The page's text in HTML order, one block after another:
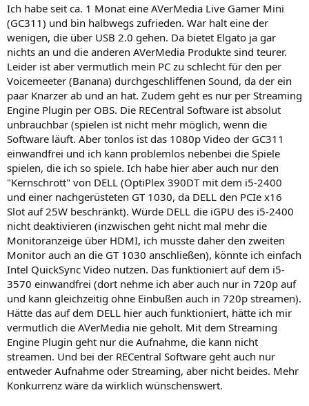
:
Ich habe seit ca. 1 Monat eine AVerMedia Live Gamer Mini
(GC311) und bin halbwegs zufrieden. War halt eine der
wenigen, die über USB 2.0 gehen. Da bietet Elgato ja gar
nichts an und die anderen AVerMedia Produkte sind teurer.
Leider ist aber vermutlich mein PC zu schlecht für den per
Voicemeeter (Banana) durchgeschliffenen Sound, da der ein
paar Knarzer ab und an hat. Zudem geht es nur per Streaming
Engine Plugin per OBS. Die RECentral Software ist absolut
unbrauchbar (spielen ist nicht mehr möglich, wenn die
Software läuft. Aber tonlos ist das 1080p Video der GC311
einwandfrei und ich kann problemlos nebenbei die Spiele
spielen, die ich so spiele. Ich habe hier aber auch nur den
"Kernschrott" von DELL (OptiPlex 390DT mit dem i5-2400
und einer nachgerüsteten GT 1030, da DELL den PCIe x16
Slot auf 25W beschränkt). Würde DELL die iGPU des i5-2400
nicht deaktivieren (inzwischen geht nicht mal mehr die
Monitoranzeige über HDMI, ich musste daher den zweiten
Monitor auch an die GT 1030 anschließen), könnte ich einfach
Intel QuickSync Video nutzen. Das funktioniert auf dem i5-
3570 einwandfrei (dort nehme ich aber auch nur in 720p auf
und kann gleichzeitig ohne Einbußen auch in 720p streamen).
Hätte das auf dem DELL hier auch funktioniert, hätte ich mir
vermutlich die AVerMedia nie geholt. Mit dem Streaming
Engine Plugin geht nur die Aufnahme, die kann nicht
streamen. Und bei der RECentral Software geht auch nur
entweder Aufnahme oder Streaming, aber nicht beides. Mehr
Konkurrenz wäre da wirklich wünschenswert.